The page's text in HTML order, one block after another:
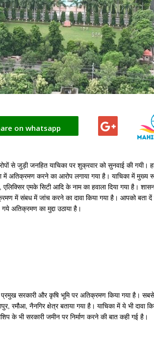
on whatsapp
से जुड़ी जनहित याचिका पर शुक्रवार को सुनवाई की गयी।
में अतिक्रमण करने का आरोप लगाया गया है। याचिका में मुख्य
एमके सिटी आदि के नाम का हवाला दिया गया है।
में संबध में जांच करने का दावा किया गया है। आपको बता दें
अतिक्रमण का मुद्दा उठाया है।
सरकारी और कृषि भूमि पर अतिक्रमण किया गया है। सबसे
रमौआ, नैनगिर क्षेत्र बताया गया है। याचिका में ये भी दावा
के भी सरकारी जमीन पर निर्माण करने की बात कही गई है।